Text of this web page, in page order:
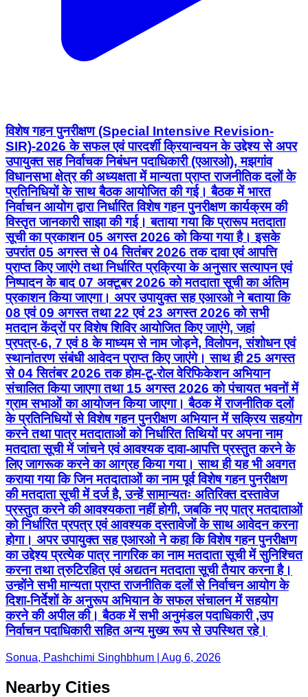
विशेष गहन पुनरीक्षण (Special Intensive Revision-
SIR)-2026 के सफल एवं पारदर्शी क्रियान्वयन के उद्देश्य से अपर
उपायुक्त सह निर्वाचक निबंधन पदाधिकारी (एआरओ), मझगांव
विधानसभा क्षेत्र की अध्यक्षता में मान्यता प्राप्त राजनीतिक दलों के
प्रतिनिधियों के साथ बैठक आयोजित की गई। बैठक में भारत
निर्वाचन आयोग द्वारा निर्धारित विशेष गहन पुनरीक्षण कार्यक्रम की
विस्तृत जानकारी साझा की गई। बताया गया कि प्रारूप मतदाता
सूची का प्रकाशन 05 अगस्त 2026 को किया गया है। इसके
उपरांत 05 अगस्त से 04 सितंबर 2026 तक दावा एवं आपत्ति
प्राप्त किए जाएंगे तथा निर्धारित प्रक्रिया के अनुसार सत्यापन एवं
निष्पादन के बाद 07 अक्टूबर 2026 को मतदाता सूची का अंतिम
प्रकाशन किया जाएगा। अपर उपायुक्त सह एआरओ ने बताया कि
08 एवं 09 अगस्त तथा 22 एवं 23 अगस्त 2026 को सभी
मतदान केंद्रों पर विशेष शिविर आयोजित किए जाएंगे, जहां
प्रपत्र-6, 7 एवं 8 के माध्यम से नाम जोड़ने, विलोपन, संशोधन एवं
स्थानांतरण संबंधी आवेदन प्राप्त किए जाएंगे। साथ ही 25 अगस्त
से 04 सितंबर 2026 तक होम-टू-रोल वेरिफिकेशन अभियान
संचालित किया जाएगा तथा 15 अगस्त 2026 को पंचायत भवनों में
ग्राम सभाओं का आयोजन किया जाएगा। बैठक में राजनीतिक दलों
के प्रतिनिधियों से विशेष गहन पुनरीक्षण अभियान में सक्रिय सहयोग
करने तथा पात्र मतदाताओं को निर्धारित तिथियों पर अपना नाम
मतदाता सूची में जांचने एवं आवश्यक दावा-आपत्ति प्रस्तुत करने के
लिए जागरूक करने का आग्रह किया गया। साथ ही यह भी अवगत
कराया गया कि जिन मतदाताओं का नाम पूर्व विशेष गहन पुनरीक्षण
की मतदाता सूची में दर्ज है, उन्हें सामान्यतः अतिरिक्त दस्तावेज
प्रस्तुत करने की आवश्यकता नहीं होगी, जबकि नए पात्र मतदाताओं
को निर्धारित प्रपत्र एवं आवश्यक दस्तावेजों के साथ आवेदन करना
होगा। अपर उपायुक्त सह एआरओ ने कहा कि विशेष गहन पुनरीक्षण
का उद्देश्य प्रत्येक पात्र नागरिक का नाम मतदाता सूची में सुनिश्चित
करना तथा त्रुटिरहित एवं अद्यतन मतदाता सूची तैयार करना है।
उन्होंने सभी मान्यता प्राप्त राजनीतिक दलों से निर्वाचन आयोग के
दिशा-निर्देशों के अनुरूप अभियान के सफल संचालन में सहयोग
करने की अपील की। बैठक में सभी अनुमंडल पदाधिकारी ,उप
निर्वाचन पदाधिकारी सहित अन्य मुख्य रूप से उपस्थित रहे।
Sonua, Pashchimi Singhbhum | Aug 6, 2026
Nearby Cities